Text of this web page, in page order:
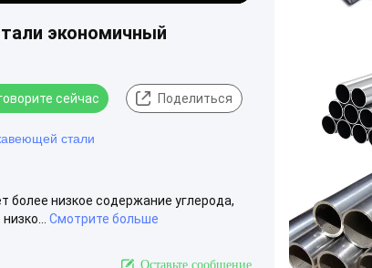
экономичный
сейчас Поделиться
стали
низкое содержание углерода,
Смотрите больше
Оставьте сообщение